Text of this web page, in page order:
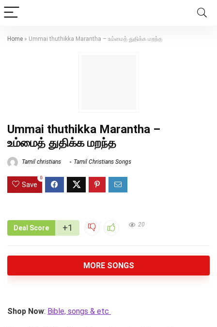
Home » Ummai thuthikka Marantha – உம்மைத் துதிக்க மறந்த
Ummai thuthikka Marantha –
உம்மைத் துதிக்க மறந்த
Tamil christians Tamil Christians Songs
Save
0
Deal Score +1 20
MORE SONGS
Shop Now: Bible, songs & etc